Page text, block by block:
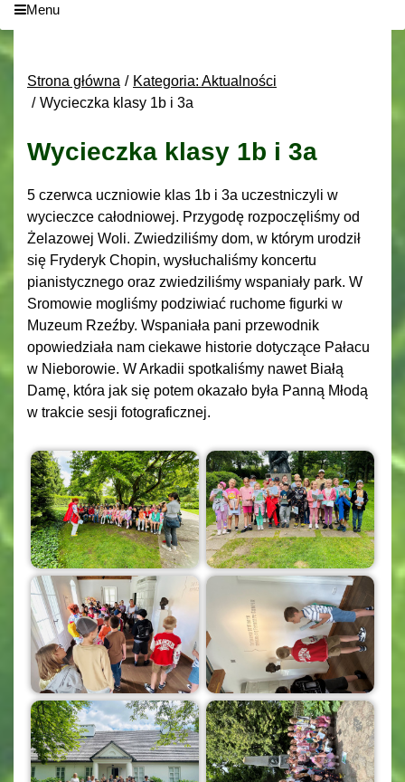
Menu
Strona główna
Kategoria: Aktualności
Wycieczka klasy 1b i 3a
Wycieczka klasy 1b i 3a
5 czerwca uczniowie klas 1b i 3a uczestniczyli w
wycieczce całodniowej. Przygodę rozpoczęliśmy od
Żelazowej Woli. Zwiedziliśmy dom, w którym urodził
się Fryderyk Chopin, wysłuchaliśmy koncertu
pianistycznego oraz zwiedziliśmy wspaniały park. W
Sromowie mogliśmy podziwiać ruchome figurki w
Muzeum Rzeźby. Wspaniała pani przewodnik
opowiedziała nam ciekawe historie dotyczące Pałacu
w Nieborowie. W Arkadii spotkaliśmy nawet Białą
Damę, która jak się potem okazało była Panną Młodą
w trakcie sesji fotograficznej.